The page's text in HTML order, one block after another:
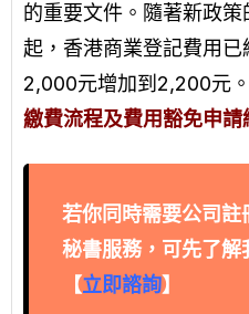
的重要文件。隨著新政
起，香港商業登記費用
2,000元增加到2,200元。
繳費流程及費用豁免申請
若你同時需要公司註
秘書服務 ，可先了解
【立即諮詢】